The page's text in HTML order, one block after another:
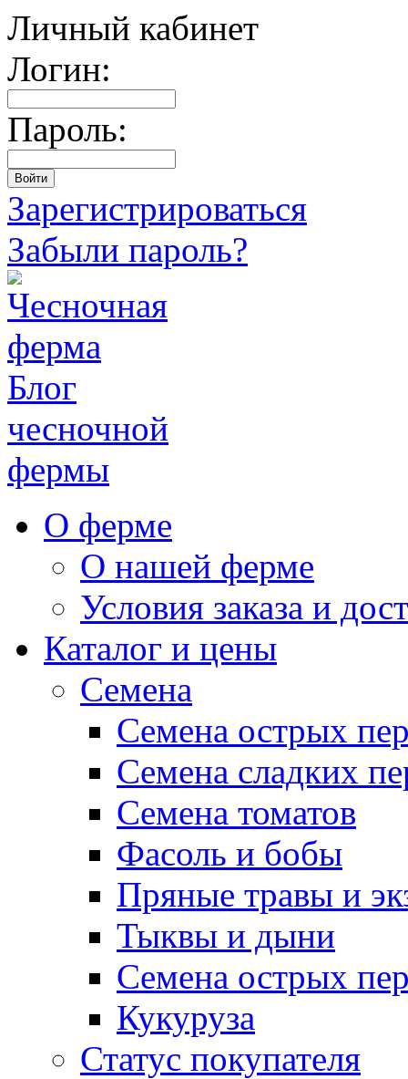
Личный кабинет
Логин:
Пароль:
Зарегистрироваться
Забыли пароль?
Блог
чесночной
фермы
О ферме
О нашей ферме
Условия заказа и
Каталог и цены
Семена
Семена острых
Семена сладких
Семена томатов
Фасоль и бобы
Пряные травы и
Тыквы и дыни
Семена острых
Кукуруза
Статус покупателя